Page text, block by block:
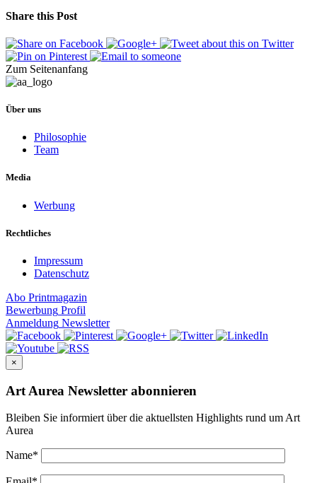
Share this Post
Zum Seitenanfang
Über uns
Philosophie
Team
Media
Werbung
Rechtliches
Impressum
Datenschutz
Abo Printmagazin
Bewerbung Profil
Anmeldung Newsletter
×
Art Aurea Newsletter abonnieren
Bleiben Sie informiert über die aktuellsten Highlights rund um Art
Aurea
Name*